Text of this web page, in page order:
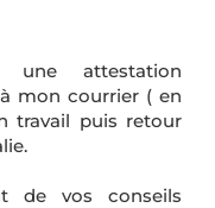
attestation
mon courrier ( en
travail puis retour
de vos conseils